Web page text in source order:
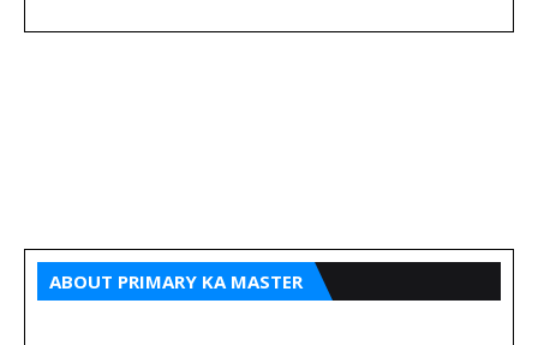
ABOUT PRIMARY KA MASTER